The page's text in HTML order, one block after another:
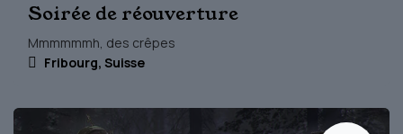
Soirée de réouverture
Mmmmmmh, des crêpes
Fribourg, Suisse